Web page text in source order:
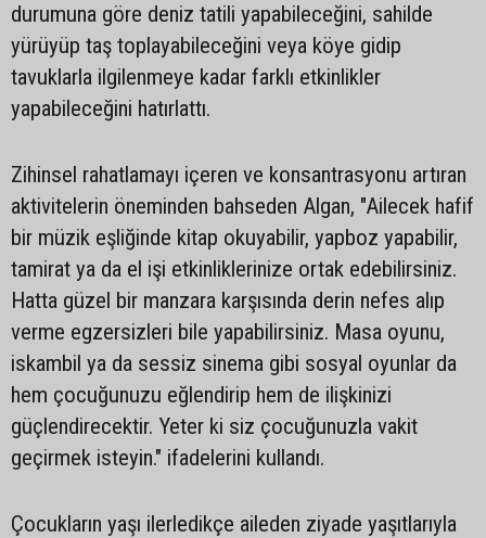
durumuna göre deniz tatili yapabileceğini, sahilde
yürüyüp taş toplayabileceğini veya köye gidip
tavuklarla ilgilenmeye kadar farklı etkinlikler
yapabileceğini hatırlattı.
Zihinsel rahatlamayı içeren ve konsantrasyonu artıran
aktivitelerin öneminden bahseden Algan, "Ailecek hafif
bir müzik eşliğinde kitap okuyabilir, yapboz yapabilir,
tamirat ya da el işi etkinliklerinize ortak edebilirsiniz.
Hatta güzel bir manzara karşısında derin nefes alıp
verme egzersizleri bile yapabilirsiniz. Masa oyunu,
iskambil ya da sessiz sinema gibi sosyal oyunlar da
hem çocuğunuzu eğlendirip hem de ilişkinizi
güçlendirecektir. Yeter ki siz çocuğunuzla vakit
geçirmek isteyin." ifadelerini kullandı.
Çocukların yaşı ilerledikçe aileden ziyade yaşıtlarıyla